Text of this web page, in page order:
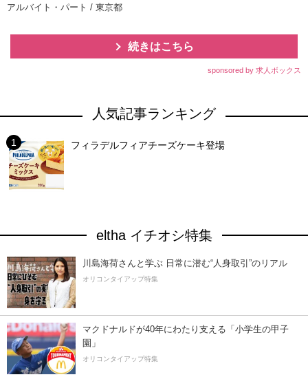
アルバイト・パート / 東京都
続きはこちら
sponsored by 求人ボックス
人気記事ランキング
フィラデルフィアチーズケーキ登場
eltha イチオシ特集
川島海荷さんと学ぶ 日常に潜む“人身取引”のリアル
オリコンタイアップ特集
マクドナルドが40年にわたり支える「小学生の甲子
園」
オリコンタイアップ特集